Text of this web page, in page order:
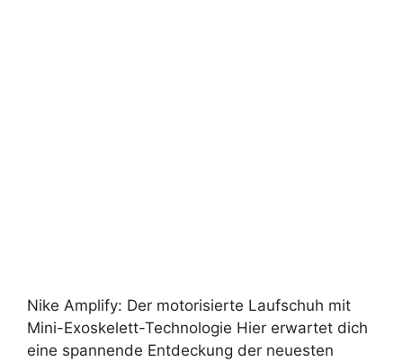
Nike Amplify: Der motorisierte Laufschuh mit
Mini-Exoskelett-Technologie Hier erwartet dich
eine spannende Entdeckung der neuesten